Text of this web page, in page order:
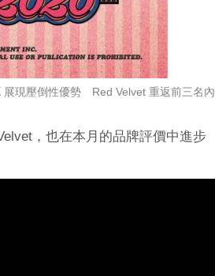
展現壓倒性優勢 Red Velvet 重返前三名內
，也在本月的品牌評價中進步